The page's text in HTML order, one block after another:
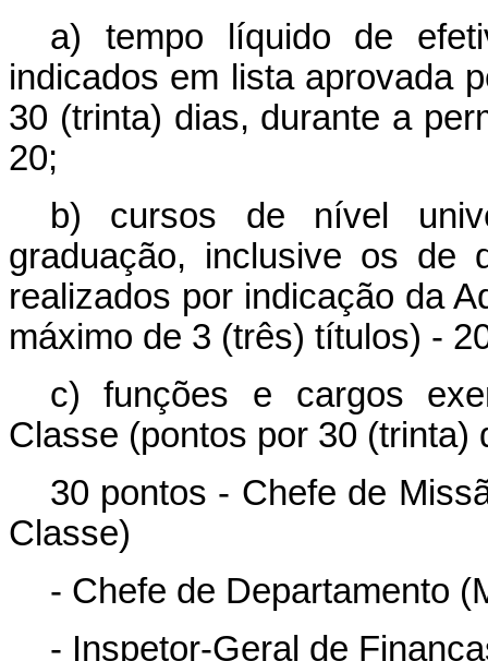
a) tempo líquido de
indicados em lista aprovada
30 (trinta) dias, durante a
20;
b) cursos de nível
graduação, inclusive os de
realizados por indicação da
máximo de 3 (três) títulos) -
c) funções e cargos
Classe (pontos por 30 (trinta)
30 pontos - Chefe de
Classe)
- Chefe de Departamento
- Inspetor-Geral de